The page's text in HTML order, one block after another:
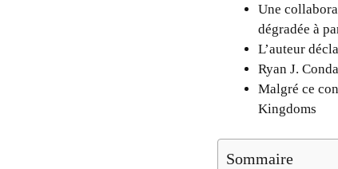
Une
dégradée à
L’auteur
Ryan J.
Malgré ce
Kingdoms
Sommaire